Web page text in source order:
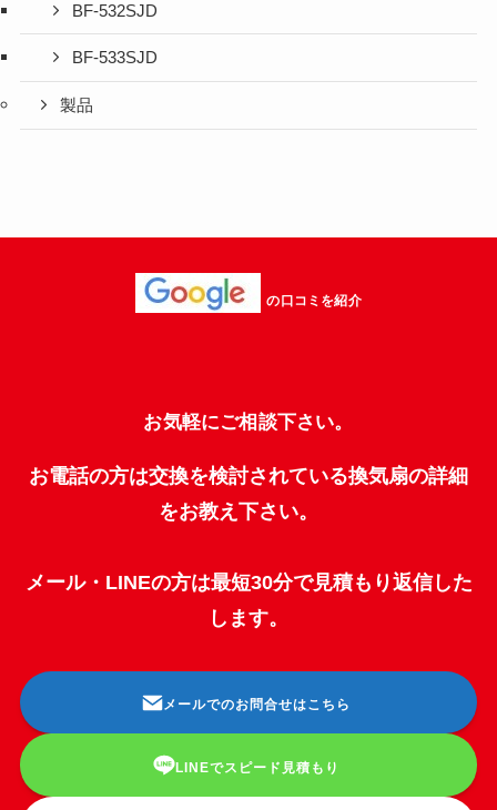
BF-532SJD
BF-533SJD
製品
の口コミを紹介
お気軽にご相談下さい。
お電話の方は交換を検討されている換気扇の詳細
をお教え下さい。
メール・LINEの方は最短30分で見積もり返信した
します。
メールでのお問合せはこちら
LINEでスピード見積もり